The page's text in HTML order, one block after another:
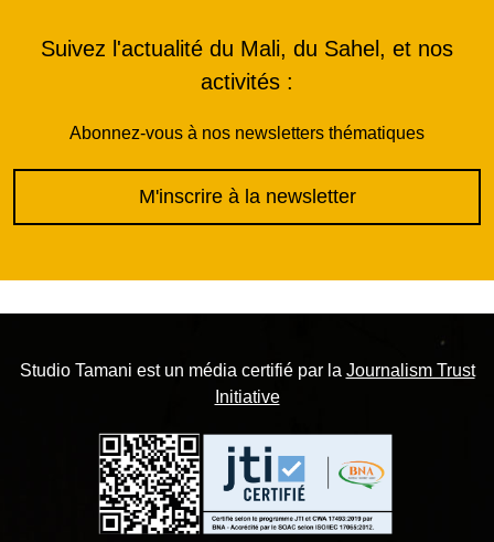
Suivez l'actualité du Mali, du Sahel, et nos
activités :
Abonnez-vous à nos newsletters thématiques
M'inscrire à la newsletter
Studio Tamani est un média certifié par la Journalism Trust
Initiative